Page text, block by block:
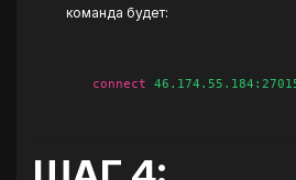
команда будет:
connect